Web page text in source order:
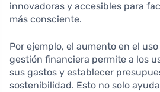
innovadoras y accesibles para
más consciente.
Por ejemplo, el aumento en el
gestión financiera permite a los
sus gastos y establecer
sostenibilidad. Esto no solo